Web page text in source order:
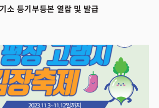
소 등기부등본 열람 및 발급